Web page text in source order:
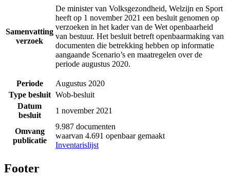
Samenvatting
verzoek
De minister van Volksgezondheid, Welzijn en Sport
heeft op 1 november 2021 een besluit genomen op
verzoeken in het kader van de Wet openbaarheid
van bestuur. Het besluit betreft openbaarmaking van
documenten die betrekking hebben op informatie
aangaande Scenario’s en maatregelen over de
periode augustus 2020.
Periode
Augustus 2020
Type besluit Wob-besluit
Datum
besluit
1 november 2021
Omvang
publicatie
9.987 documenten
waarvan 4.691 openbaar gemaakt
Inventarislijst
Footer